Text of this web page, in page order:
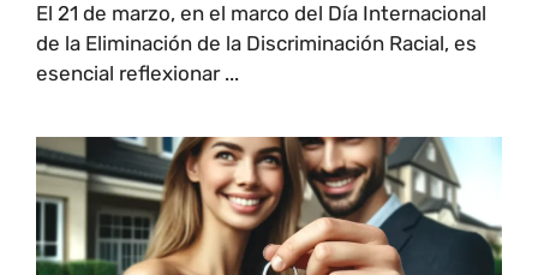
El 21 de marzo, en el marco del Día Internacional
de la Eliminación de la Discriminación Racial, es
esencial reflexionar ...